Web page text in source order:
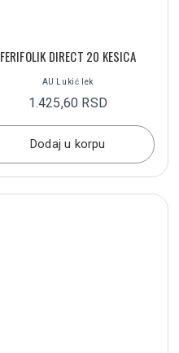
AU Lukić lek
FERIFOLIK DIRECT 20 KESICA
1.425,60 RSD
Dodaj u korpu